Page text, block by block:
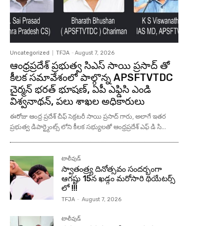
Uncategorized TFJA - August 7, 2026
ఆంధ్రప్రదేశ్ ప్రభుత్వ సిఎస్ సాయి ప్రసాద్ తో
కీలక సమావేశంలో పాల్గొన్న APSFTVTDC
చైర్మన్ భరత్ భూషణ్, ఏపీ ఎఫ్డిసి ఎండి
విశ్వనాథన్, పలు శాఖల అధికారులు
ఈరోజు ఆంధ్ర ప్రదేశ్ చీఫ్ సెక్రటరీ సాయి ప్రసాద్ గారు, అలాగే ఇతర
ప్రభుత్వ డిపార్ట్మెంట్స్ లోని కీలక సభ్యులతో ఆంధ్రప్రదేశ్ ఎఫ్ డి సి...
టాలీవుడ్
స్వాతంత్ర్య దినోత్సవం సందర్బంగా
ఆగష్టు 15న ఖడ్గం మరోసారి థియేటర్స్
లో !!!
TFJA - August 7, 2026
టాలీవుడ్